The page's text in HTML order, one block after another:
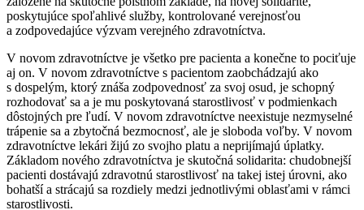
poskytujúce spoľahlivé služby, kontrolované verejnosťou
a zodpovedajúce výzvam verejného zdravotníctva.
V novom zdravotníctve je všetko pre pacienta a konečne to pociťuje
aj on. V novom zdravotníctve s pacientom zaobchádzajú ako
s dospelým, ktorý znáša zodpovednosť za svoj osud, je schopný
rozhodovať sa a je mu poskytovaná starostlivosť v podmienkach
dôstojných pre ľudí. V novom zdravotníctve neexistuje nezmyselné
trápenie sa a zbytočná bezmocnosť, ale je sloboda voľby. V novom
zdravotníctve lekári žijú zo svojho platu a neprijímajú úplatky.
Základom nového zdravotníctva je skutočná solidarita: chudobnejší
pacienti dostávajú zdravotnú starostlivosť na takej istej úrovni, ako
bohatší a strácajú sa rozdiely medzi jednotlivými oblasťami v rámci
starostlivosti.